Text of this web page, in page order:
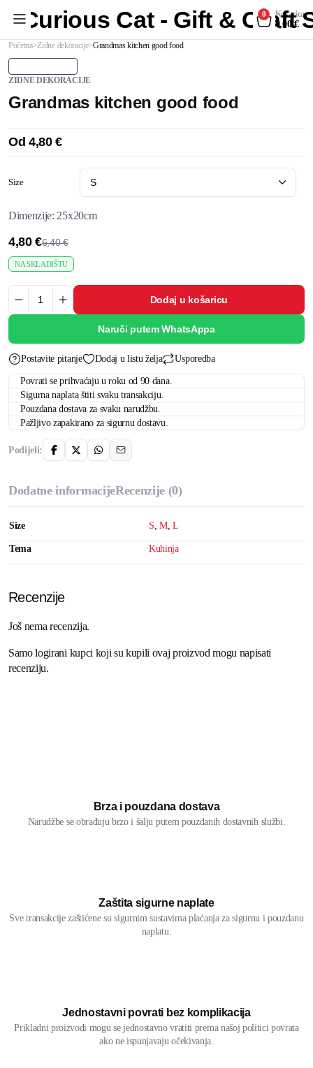
Curious Cat - Gift & Craft
0 Košarica
0,00€
Početna Zidne dekoracije Grandmas kitchen good food
ZIDNE DEKORACIJE
Grandmas kitchen good food
Od 4,80€
Size
Dimenzije: 25x20cm
6,40€
4,80€
NA SKLADIŠTU
Dodaj u košaricu
Naruči putem WhatsAppa
Postavite pitanje Dodaj u listu želja Usporedba
Povrati se prihvaćaju u roku od 90 dana.
Sigurna naplata štiti svaku transakciju.
Pouzdana dostava za svaku narudžbu.
Pažljivo zapakirano za sigurnu dostavu.
Podijeli:
Dodatne informacijeRecenzije (0)
Size S,M,L
Tema Kuhinja
Recenzije
Još nema recenzija.
Samo logirani kupci koji su kupili ovaj proizvod mogu napisati
recenziju.
Brza i pouzdana dostava
Narudžbe se obrađuju brzo i šalju putem pouzdanih dostavnih službi.
Zaštita sigurne naplate
Sve transakcije zaštićene su sigurnim sustavima plaćanja za sigurnu i pouzdanu
naplatu.
Jednostavni povrati bez komplikacija
Prikladni proizvodi mogu se jednostavno vratiti prema našoj politici povrata
ako ne ispunjavaju očekivanja.